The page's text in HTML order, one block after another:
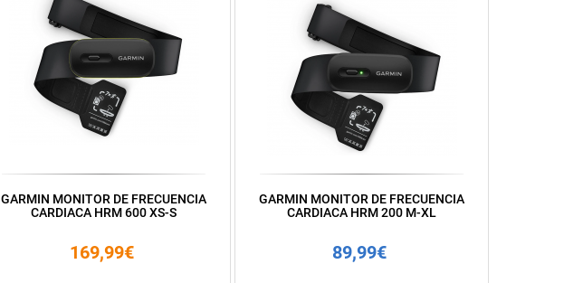
GARMIN MONITOR DE FRECUENCIA
CARDIACA HRM 600 XS-S
169,99€
GARMIN MONITOR DE FRECUENCIA
CARDIACA HRM 200 M-XL
89,99€